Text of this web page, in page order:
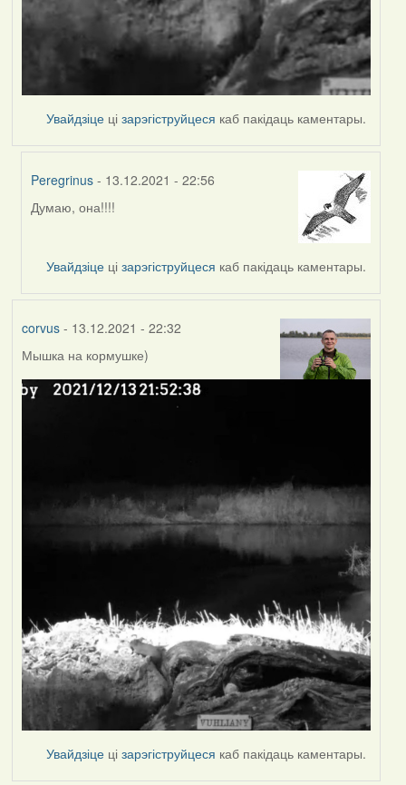
Увайдзіце цізарэгіструйцеся каб пакідаць каментары.
Peregrinus - 13.12.2021 - 22:56
In
corvus
Думаю, она!!!!
Увайдзіце цізарэгіструйцеся каб пакідаць каментары.
corvus- 13.12.2021 - 22:32
Мышка на кормушке)
Увайдзіце цізарэгіструйцеся каб пакідаць каментары.